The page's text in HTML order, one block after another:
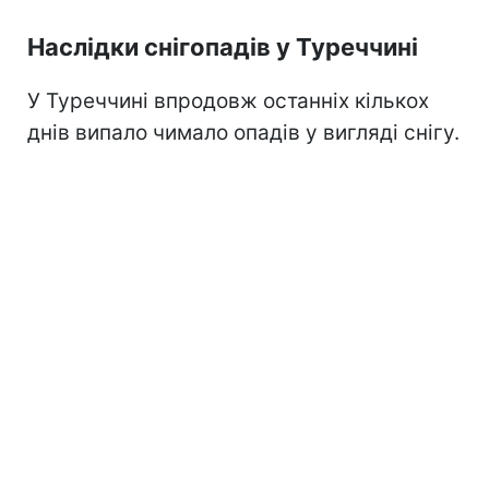
Наслідки снігопадів у Туреччині
У Туреччині впродовж останніх кількох
днів випало чимало опадів у вигляді снігу.